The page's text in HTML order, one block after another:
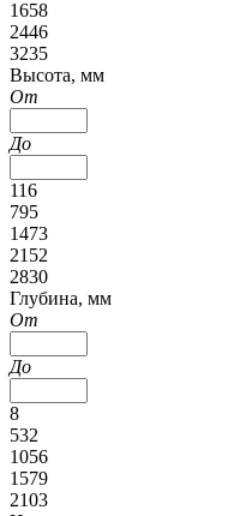
1658
2446
3235
Высота, мм
От
До
116
795
1473
2152
2830
Глубина, мм
От
До
8
532
1056
1579
2103